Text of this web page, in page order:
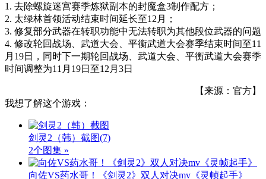
1. 去除螺旋迷宫赛季炼狱副本的封魔盒3制作配方；
2. 太绿林首领活动结束时间延长至12月；
3. 修复部分武器在转职功能中无法转职为其他段位武器的问题
4. 修改轮回战场、武道大会、平衡武道大会赛季结束时间至11
月19日，同时下一期轮回战场、武道大会、平衡武道大会赛季
时间调整为11月19日至12月3日
【来源：官方】
我想了解这个游戏：
剑灵2（韩）截图(7)
2个图集 »
向佐VS药水哥！《剑灵2》双人对决mv《灵帧起手》